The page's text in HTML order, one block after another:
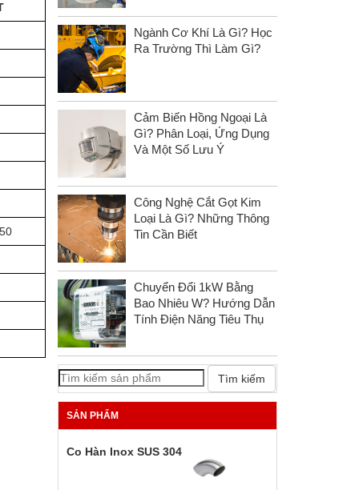
Ngành Cơ Khí Là Gì? Học
Ra Trường Thì Làm Gì?
Cảm Biến Hồng Ngoại Là
Gì? Phân Loại, Ứng Dụng
Và Một Số Lưu Ý
Công Nghệ Cắt Gọt Kim
Loại Là Gì? Những Thông
Tin Cần Biết
Chuyển Đổi 1kW Bằng
Bao Nhiêu W? Hướng Dẫn
Tính Điện Năng Tiêu Thụ
Tìm kiếm
SẢN PHẨM
Co Hàn Inox SUS 304